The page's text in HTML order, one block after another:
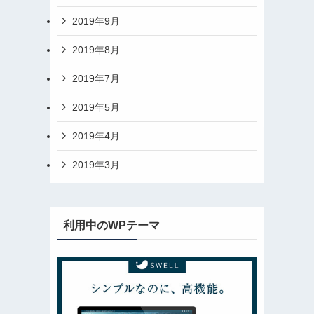
2019年9月
2019年8月
2019年7月
2019年5月
2019年4月
2019年3月
利用中のWPテーマ